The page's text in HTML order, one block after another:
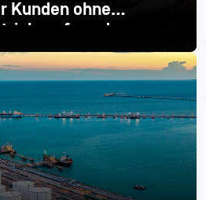
Kunden ohne